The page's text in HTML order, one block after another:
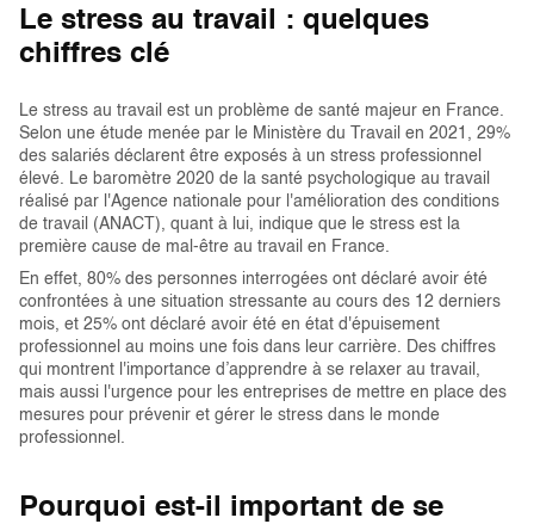
Le stress au travail : quelques
chiffres clé
Le stress au travail est un problème de santé majeur en France.
Selon une étude menée par le Ministère du Travail en 2021, 29%
des salariés déclarent être exposés à un stress professionnel
élevé. Le baromètre 2020 de la santé psychologique au travail
réalisé par l'Agence nationale pour l'amélioration des conditions
de travail (ANACT), quant à lui, indique que le stress est la
première cause de mal-être au travail en France.
En effet, 80% des personnes interrogées ont déclaré avoir été
confrontées à une situation stressante au cours des 12 derniers
mois, et 25% ont déclaré avoir été en état d'épuisement
professionnel au moins une fois dans leur carrière. Des chiffres
qui montrent l'importance d’apprendre à se relaxer au travail,
mais aussi l'urgence pour les entreprises de mettre en place des
mesures pour prévenir et gérer le stress dans le monde
professionnel.
Pourquoi est-il important de se